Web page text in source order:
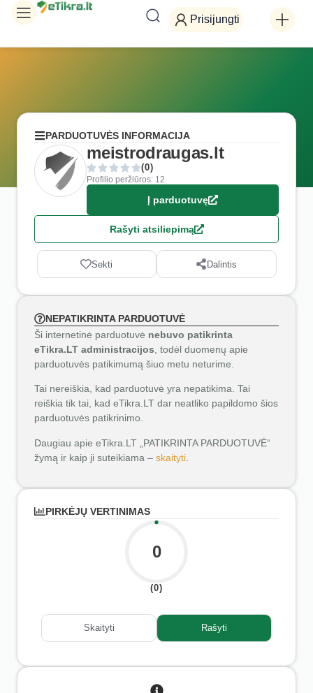
Prisijungti
PARDUOTUVĖS INFORMACIJA
meistrodraugas.lt
(0)
Profilio peržiūros: 12
Į parduotuvę
Rašyti atsiliepimą
Sekti Dalintis
NEPATIKRINTA PARDUOTUVĖ
Ši internetinė parduotuvė nebuvo patikrinta
eTikra.LT administracijos , todėl duomenų apie
parduotuvės patikimumą šiuo metu neturime.
Tai nereiškia, kad parduotuvė yra nepatikima. Tai
reiškia tik tai, kad eTikra.LT dar neatliko papildomo šios
parduotuvės patikrinimo.
Daugiau apie eTikra.LT „PATIKRINTA PARDUOTUVĖ“
žymą ir kaip ji suteikiama – skaityti
PIRKĖJŲ VERTINIMAS
0
(0)
Skaityti Rašyti